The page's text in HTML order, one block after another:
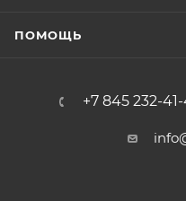
ПОМОЩЬ
+7 845 232-